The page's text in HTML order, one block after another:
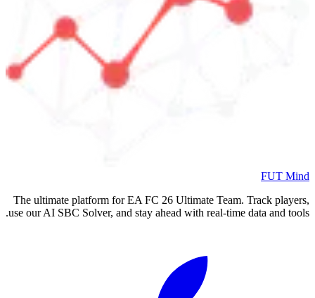
FUT Mind
The ultimate platform for EA FC 26 Ultimate Team. Track players,
use our AI SBC Solver, and stay ahead with real-time data and tools.